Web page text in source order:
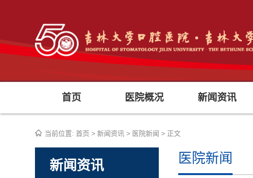
首页 医院概况 新闻资讯
当前位置: 首页 > 新闻资讯 > 医院新闻 > 正文
新闻资讯 医院新闻